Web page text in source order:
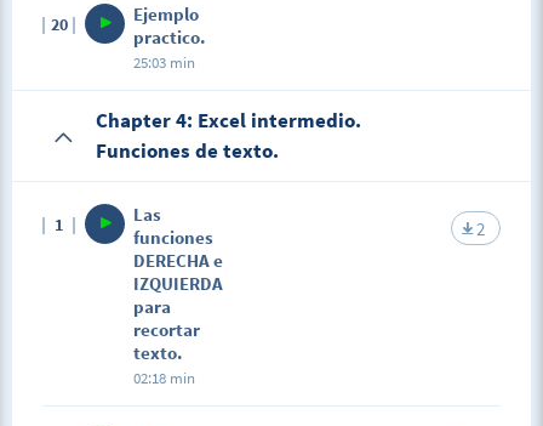
20
Ejemplo
practico.
25:03 min
Chapter 4: Excel intermedio.
Funciones de texto.
1
Las
funciones
DERECHA e
IZQUIERDA
para
recortar
texto.
02:18 min
2